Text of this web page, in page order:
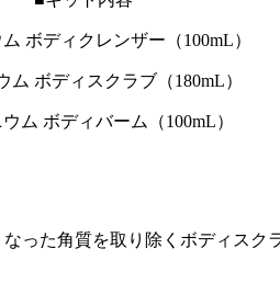
ム ボディクレンザー（100mL）
ム ボディスクラブ（180mL）
ウム ボディバーム（100mL）
った角質を取り除くボディス